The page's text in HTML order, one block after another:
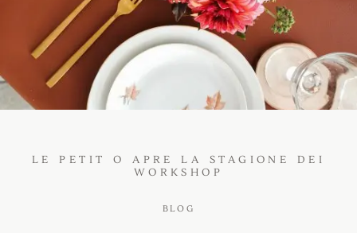
BLOG
LE PETIT O APRE LA STAGIONE DEI
WORKSHOP
BLOG